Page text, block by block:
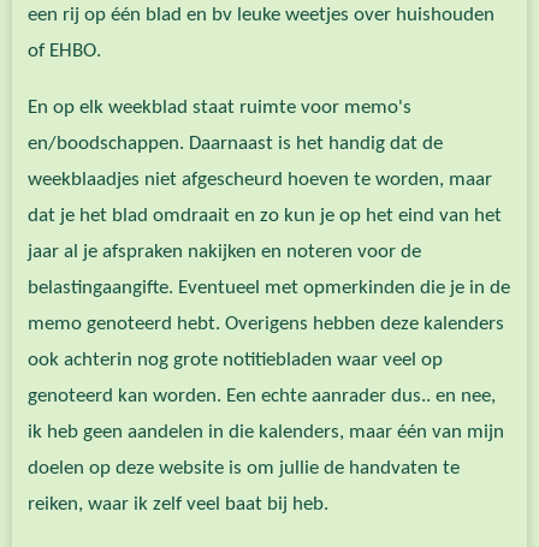
een rij op één blad en bv leuke weetjes over huishouden
of EHBO.
En op elk weekblad staat ruimte voor memo's
en/boodschappen. Daarnaast is het handig dat de
weekblaadjes niet afgescheurd hoeven te worden, maar
dat je het blad omdraait en zo kun je op het eind van het
jaar al je afspraken nakijken en noteren voor de
belastingaangifte. Eventueel met opmerkinden die je in de
memo genoteerd hebt. Overigens hebben deze kalenders
ook achterin nog grote notitiebladen waar veel op
genoteerd kan worden. Een echte aanrader dus.. en nee,
ik heb geen aandelen in die kalenders, maar één van mijn
doelen op deze website is om jullie de handvaten te
reiken, waar ik zelf veel baat bij heb.